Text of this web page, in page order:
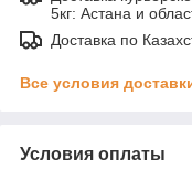
5кг: Астана и
Доставка по
Все условия
Условия оплаты